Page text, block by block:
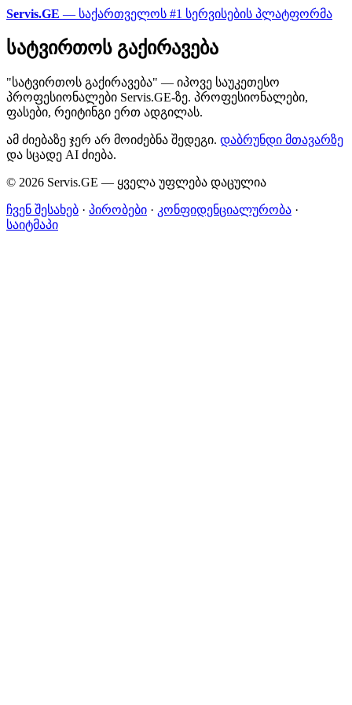
Servis.GE — საქართველოს #1 სერვისების პლატფორმა
სატვირთოს გაქირავება
"სატვირთოს გაქირავება" — იპოვე საუკეთესო
პროფესიონალები Servis.GE-ზე. პროფესიონალები,
ფასები, რეიტინგი ერთ ადგილას.
ამ ძიებაზე ჯერ არ მოიძებნა შედეგი. დაბრუნდი მთავარზე
და სცადე AI ძიება.
© 2026 Servis.GE — ყველა უფლება დაცულია
ჩვენ შესახებ · პირობები · კონფიდენციალურობა ·
საიტმაპი